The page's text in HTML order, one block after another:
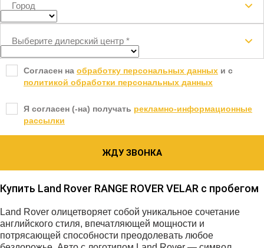
Город
Выберите дилерский центр *
Согласен на обработку персональных данных и c
политикой обработки персональных данных
Я согласен (-на) получать рекламно-информационные
рассылки
ЖДУ ЗВОНКА
Купить Land Rover RANGE ROVER VELAR с пробегом
Land Rover олицетворяет собой уникальное сочетание
английского стиля, впечатляющей мощности и
потрясающей способности преодолевать любое